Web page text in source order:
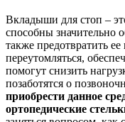
Вкладыши для стоп –
способны значительно
также предотвратить
переутомляться,
помогут снизить
позаботятся о
приобрести данное
ортопедические